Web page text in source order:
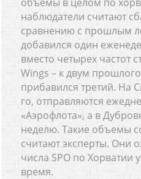
наблюдатели считают
сравнению с прошлым
добавился один
вместо четырех частот
Wings – к двум
прибавился третий. На
го, отправляются
«Аэрофлота», а в
неделю. Такие объемы
считают эксперты. Они
числа SPO по
время.